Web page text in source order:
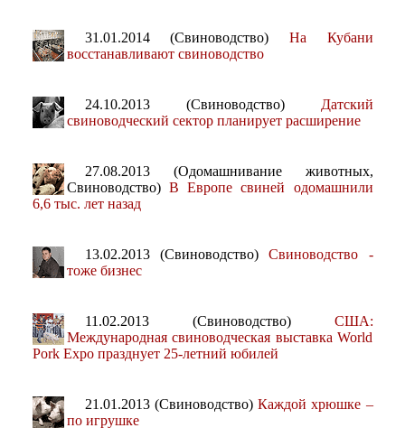
31.01.2014 (Свиноводство) На Кубани
восстанавливают свиноводство
24.10.2013 (Свиноводство) Датский
свиноводческий сектор планирует расширение
27.08.2013 (Одомашнивание животных,
Свиноводство) В Европе свиней одомашнили
6,6 тыс. лет назад
13.02.2013 (Свиноводство)Свиноводство -
тоже бизнес
11.02.2013 (Свиноводство) США:
Международная свиноводческая выставка World
Pork Expo празднует 25-летний юбилей
21.01.2013 (Свиноводство) Каждой хрюшке –
по игрушке